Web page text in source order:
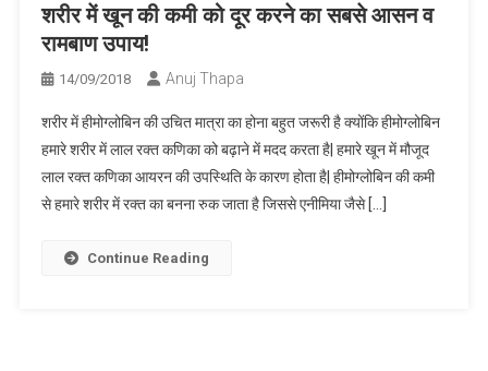
शरीर में खून की कमी को दूर करने का सबसे आसन व
रामबाण उपाय!
14/09/2018 Anuj Thapa
शरीर में हीमोग्लोबिन की उचित मात्रा का होना बहुत जरूरी है क्योंकि हीमोग्लोबिन
हमारे शरीर में लाल रक्त कणिका को बढ़ाने में मदद करता है| हमारे खून में मौजूद
लाल रक्त कणिका आयरन की उपस्थिति के कारण होता है| हीमोग्लोबिन की कमी
से हमारे शरीर में रक्त का बनना रुक जाता है जिससे एनीमिया जैसे […]
Continue Reading